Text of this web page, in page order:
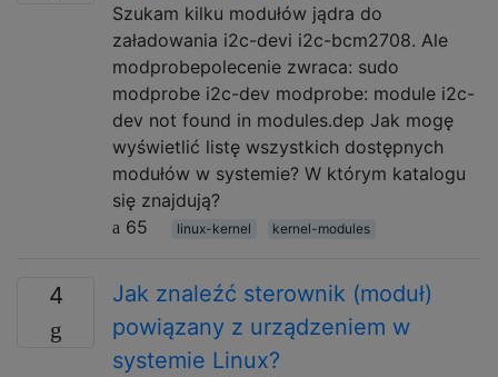
Szukam kilku modułów jądra do
załadowania i2c-devi i2c-bcm2708. Ale
modprobepolecenie zwraca: sudo
modprobe i2c-dev modprobe: module i2c-
dev not found in modules.dep Jak mogę
wyświetlić listę wszystkich dostępnych
modułów w systemie? W którym katalogu
się znajdują?
65
linux-kernel kernel-modules
4
Jak znaleźć sterownik (moduł)
powiązany z urządzeniem w
systemie Linux?